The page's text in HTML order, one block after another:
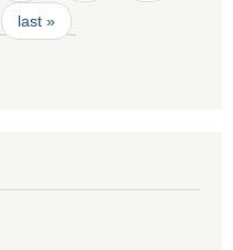
last »